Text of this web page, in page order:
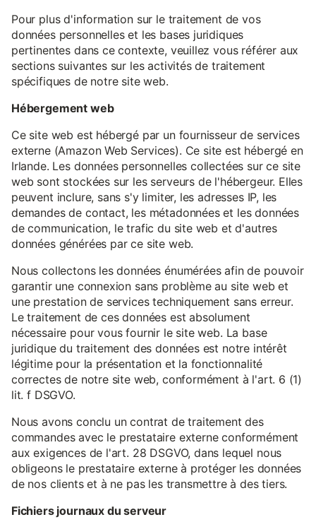
Pour plus d'information sur le traitement de vos
données personnelles et les bases juridiques
pertinentes dans ce contexte, veuillez vous référer aux
sections suivantes sur les activités de traitement
spécifiques de notre site web.
Hébergement web
Ce site web est hébergé par un fournisseur de services
externe (Amazon Web Services). Ce site est hébergé en
Irlande. Les données personnelles collectées sur ce site
web sont stockées sur les serveurs de l'hébergeur. Elles
peuvent inclure, sans s'y limiter, les adresses IP, les
demandes de contact, les métadonnées et les données
de communication, le trafic du site web et d'autres
données générées par ce site web.
Nous collectons les données énumérées afin de pouvoir
garantir une connexion sans problème au site web et
une prestation de services techniquement sans erreur.
Le traitement de ces données est absolument
nécessaire pour vous fournir le site web. La base
juridique du traitement des données est notre intérêt
légitime pour la présentation et la fonctionnalité
correctes de notre site web, conformément à l'art. 6 (1)
lit. f DSGVO.
Nous avons conclu un contrat de traitement des
commandes avec le prestataire externe conformément
aux exigences de l'art. 28 DSGVO, dans lequel nous
obligeons le prestataire externe à protéger les données
de nos clients et à ne pas les transmettre à des tiers.
Fichiers journaux du serveur